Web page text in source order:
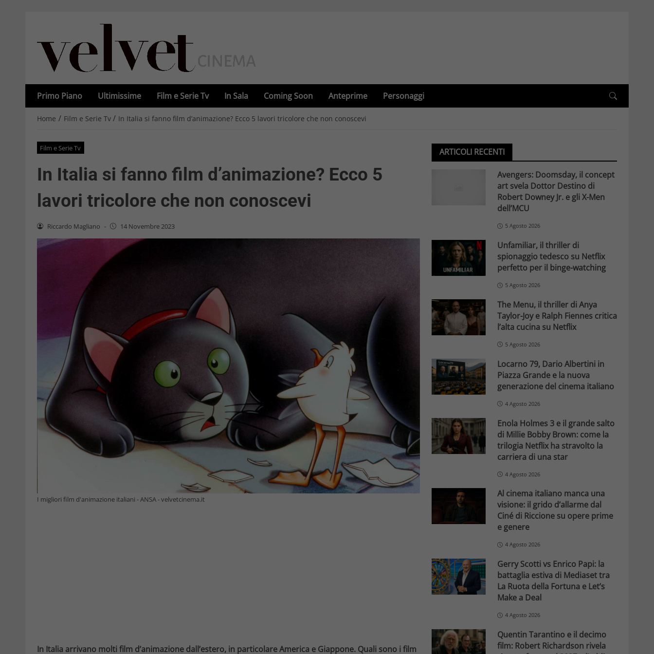
Primo Piano Ultimissime Film e Serie Tv In Sala Coming Soon Anteprime Personaggi
Home / Film e Serie Tv / In Italia si fanno film d’animazione? Ecco 5 lavori tricolore che non conoscevi
Film e Serie Tv
In Italia si fanno film d’animazione? Ecco 5
lavori tricolore che non conoscevi
Riccardo Magliano - 14 Novembre 2023
I migliori film d'animazione italiani - ANSA - velvetcinema.it
In Italia arrivano molti film d’animazione dall’estero, in particolare America e Giappone. Quali sono i film
ARTICOLI RECENTI
Avengers: Doomsday, il concept
art svela Dottor Destino di
Robert Downey Jr. e gli X-Men
dell’MCU
5 Agosto 2026
Unfamiliar, il thriller di
spionaggio tedesco su Netflix
perfetto per il binge-watching
5 Agosto 2026
The Menu, il thriller di Anya
Taylor-Joy e Ralph Fiennes critica
l’alta cucina su Netflix
5 Agosto 2026
Locarno 79, Dario Albertini in
Piazza Grande e la nuova
generazione del cinema italiano
4 Agosto 2026
Enola Holmes 3 e il grande salto
di Millie Bobby Brown: come la
trilogia Netflix ha stravolto la
carriera di una star
4 Agosto 2026
Al cinema italiano manca una
visione: il grido d’allarme dal
Ciné di Riccione su opere prime
e genere
4 Agosto 2026
Gerry Scotti vs Enrico Papi: la
battaglia estiva di Mediaset tra
La Ruota della Fortuna e Let’s
Make a Deal
4 Agosto 2026
Quentin Tarantino e il decimo
film: Robert Richardson rivela